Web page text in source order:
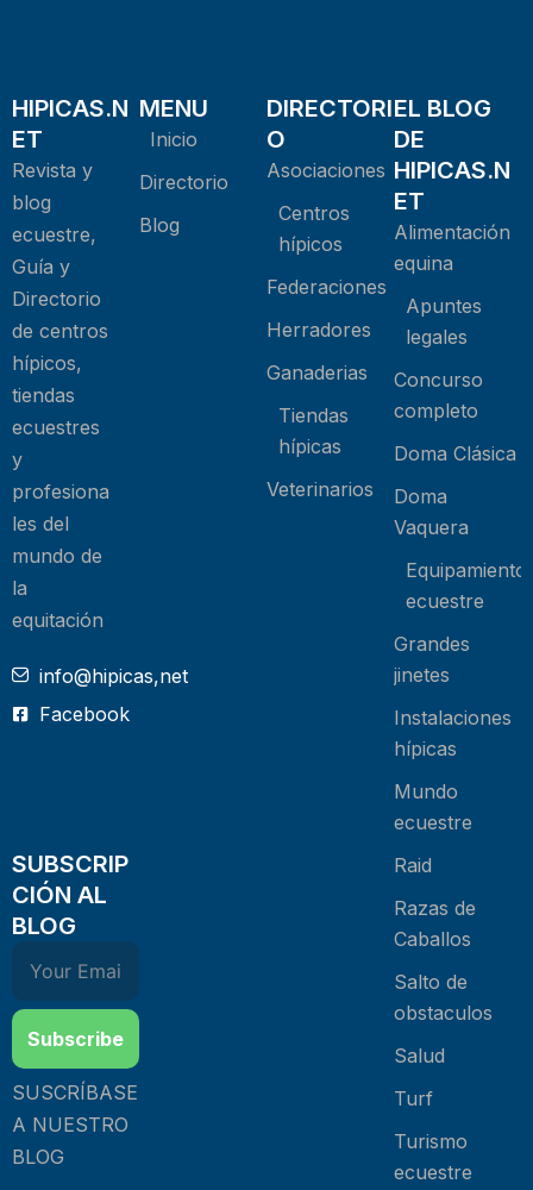
HIPICAS.N
ET
Revista y
blog
ecuestre,
Guía y
Directorio
de centros
hípicos,
tiendas
ecuestres
y
profesiona
les del
mundo de
la
equitación
info@hipicas,net
Facebook
SUBSCRIP
CIÓN AL
BLOG
Subscribe
SUSCRÍBASE
A NUESTRO
BLOG
MENU
Inicio
Directorio
Blog
DIRECTORI
O
Asociaciones
Centros
hípicos
Federaciones
Herradores
Ganaderias
Tiendas
hípicas
Veterinarios
EL BLOG
DE
HIPICAS.N
ET
Alimentación
equina
Apuntes
legales
Concurso
completo
Doma Clásica
Doma
Vaquera
Equipamiento
ecuestre
Grandes
jinetes
Instalaciones
hípicas
Mundo
ecuestre
Raid
Razas de
Caballos
Salto de
obstaculos
Salud
Turf
Turismo
ecuestre